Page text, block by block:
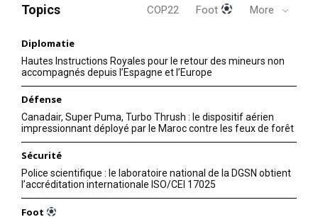
Topics COP22 Foot More
Diplomatie
Hautes Instructions Royales pour le retour des mineurs non
accompagnés depuis l’Espagne et l’Europe
Défense
Canadair, Super Puma, Turbo Thrush : le dispositif aérien
impressionnant déployé par le Maroc contre les feux de forêt
Sécurité
Police scientifique : le laboratoire national de la DGSN obtient
l’accréditation internationale ISO/CEI 17025
Foot